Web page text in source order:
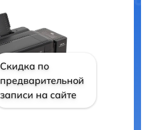
Скидка по
предварительной
записи на сайте